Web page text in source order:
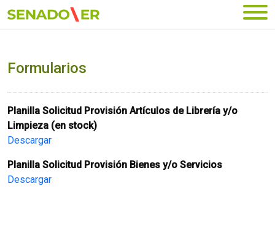
Ir al menú principal
Formularios
Planilla Solicitud Provisión Artículos de Librería y/o
Limpieza (en stock)
Descargar
Planilla Solicitud Provisión Bienes y/o Servicios
Descargar